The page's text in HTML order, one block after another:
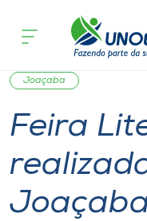
Cursos
Onde estamos
Pesquisa
Atendimento ao
acontece
Notícia de
Joaçaba
Feira